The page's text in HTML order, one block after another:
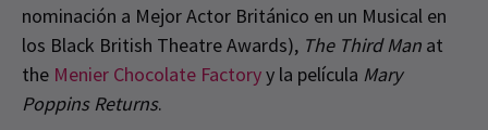
nominación a Mejor Actor Británico en un Musical en
los Black British Theatre Awards), The Third Man at
the Menier Chocolate Factoryy la película Mary
Poppins Returns.